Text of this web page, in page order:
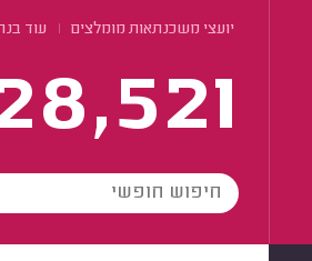
יועצי משכנתאות מומלצים עוד